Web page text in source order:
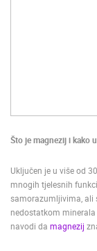
Što je magnezij i kako
Uključen je u više od
mnogih tjelesnih
samorazumljivima, ali
nedostatkom
navodi da magnezij